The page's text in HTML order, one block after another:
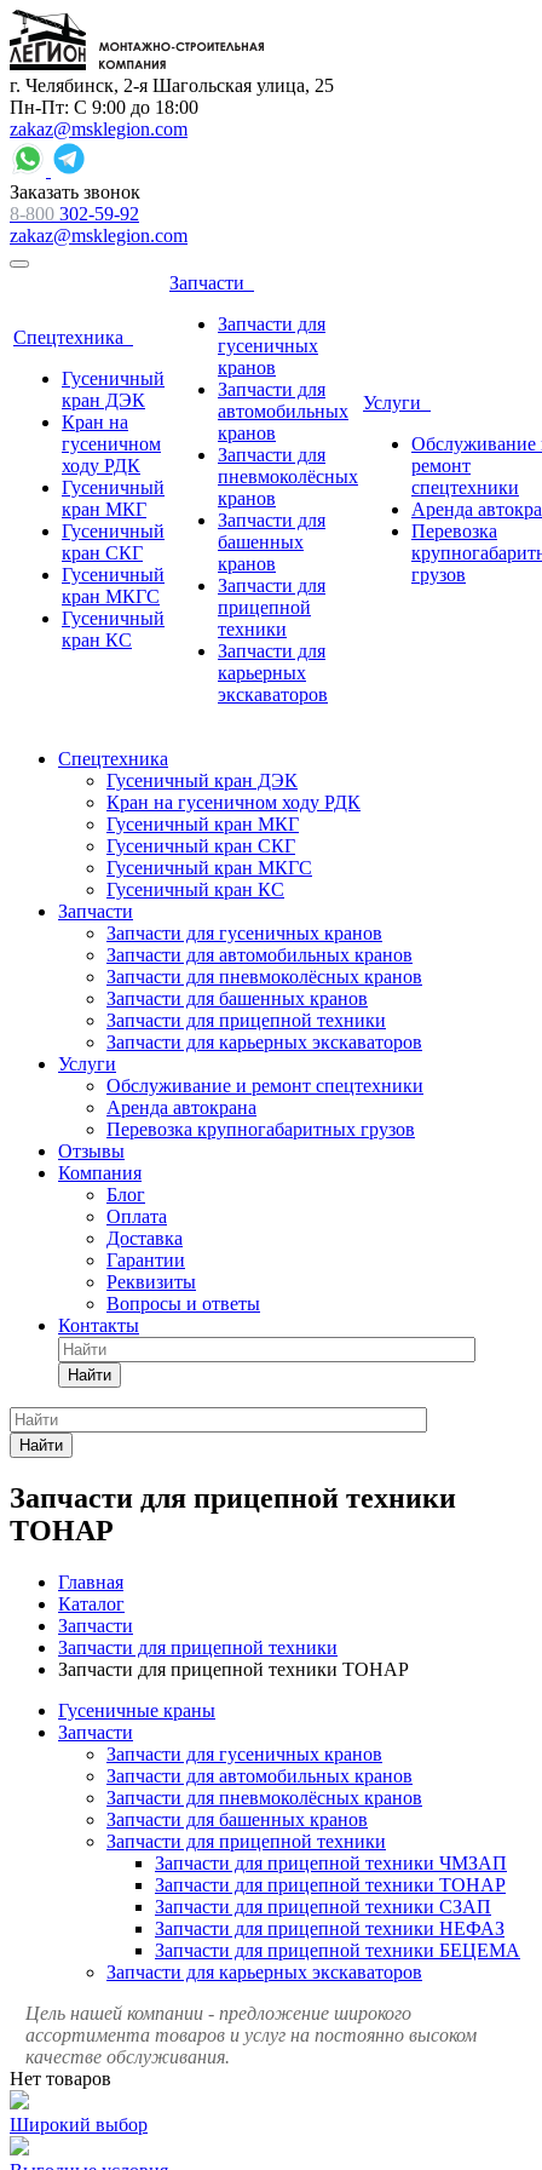
г. Челябинск, 2-я Шагольская улица, 25
Пн-Пт: С 9:00 до 18:00
zakaz@msklegion.com
Заказать звонок
8-800 302-59-92
zakaz@msklegion.com
Спецтехника
Гусеничный
кран ДЭК
Кран на
гусеничном
ходу РДК
Гусеничный
кран МКГ
Гусеничный
кран СКГ
Гусеничный
кран МКГС
Гусеничный
кран КС
Запчасти
Запчасти для
гусеничных
кранов
Запчасти для
автомобильных
кранов
Запчасти для
пневмоколёсных
кранов
Запчасти для
башенных
кранов
Запчасти для
прицепной
техники
Запчасти для
карьерных
экскаваторов
Услуги
Обслуживание
ремонт
спецтехники
Аренда
Перевозка
грузов
Спецтехника
Гусеничный кран ДЭК
Кран на гусеничном ходу РДК
Гусеничный кран МКГ
Гусеничный кран СКГ
Гусеничный кран МКГС
Гусеничный кран КС
Запчасти
Запчасти для гусеничных кранов
Запчасти для автомобильных кранов
Запчасти для пневмоколёсных кранов
Запчасти для башенных кранов
Запчасти для прицепной техники
Запчасти для карьерных экскаваторов
Услуги
Обслуживание и ремонт спецтехники
Аренда автокрана
Перевозка крупногабаритных грузов
Отзывы
Компания
Блог
Оплата
Доставка
Гарантии
Реквизиты
Вопросы и ответы
Контакты
Найти
Найти
Запчасти для прицепной техники
ТОНАР
Главная
Каталог
Запчасти
Запчасти для прицепной техники
Запчасти для прицепной техники ТОНАР
Гусеничные краны
Запчасти
Запчасти для гусеничных кранов
Запчасти для автомобильных кранов
Запчасти для пневмоколёсных кранов
Запчасти для башенных кранов
Запчасти для прицепной техники
Запчасти для прицепной техники ЧМЗАП
Запчасти для прицепной техники ТОНАР
Запчасти для прицепной техники СЗАП
Запчасти для прицепной техники НЕФАЗ
Запчасти для прицепной техники БЕЦЕМА
Запчасти для карьерных экскаваторов
Цель нашей компании - предложение широкого
ассортимента товаров и услуг на постоянно высоком
качестве обслуживания.
Нет товаров
Широкий выбор